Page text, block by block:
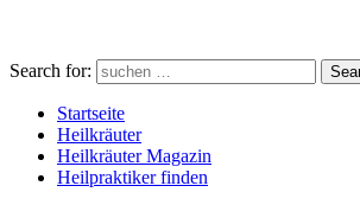
Search for:
Startseite
Heilkräuter
Heilkräuter Magazin
Heilpraktiker finden